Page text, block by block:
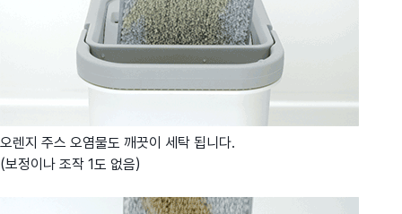
오렌지 주스 오염물도 깨끗이 세탁 됩니다.
(보정이나 조작 1도 없음)